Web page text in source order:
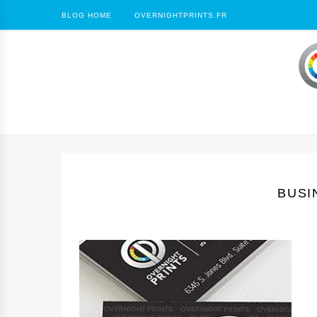
BLOG HOME OVERNIGHTPRINTS.FR